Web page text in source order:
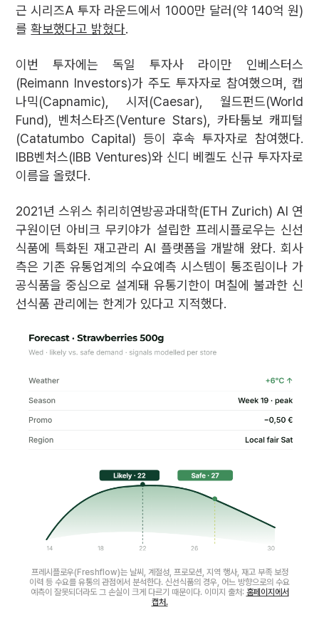
근 시리즈A 투자 라운드에서 1000만 달러(약 140억 원)
를확보했다고 밝혔다.
이번 투자에는 독일 투자사 라이만 인베스터스
(Reimann Investors)가 주도 투자자로 참여했으며, 캡
나믹(Capnamic), 시저(Caesar), 월드펀드(World
Fund), 벤처스타즈(Venture Stars), 카타툼보 캐피털
(Catatumbo Capital) 등이 후속 투자자로 참여했다.
IBB벤처스(IBB Ventures)와 신디 베켈도 신규 투자자로
이름을 올렸다.
2021년 스위스 취리히연방공과대학(ETH Zurich) AI 연
구원이던 아비크 무키야가 설립한 프레시플로우는 신선
식품에 특화된 재고관리 AI 플랫폼을 개발해 왔다. 회사
측은 기존 유통업계의 수요예측 시스템이 통조림이나 가
공식품을 중심으로 설계돼 유통기한이 며칠에 불과한 신
선식품 관리에는 한계가 있다고 지적했다.
프레시플로우(Freshflow)는 날씨, 계절성, 프로모션, 지역 행사, 재고 부족 보정
이력 등 수요를 유통의 관점에서 분석한다. 신선식품의 경우, 어느 방향으로의 수요
예측이 잘못되더라도 그 손실이 크게 다르기 때문이다. 이미지 출처: 홈페이지에서
캡처.